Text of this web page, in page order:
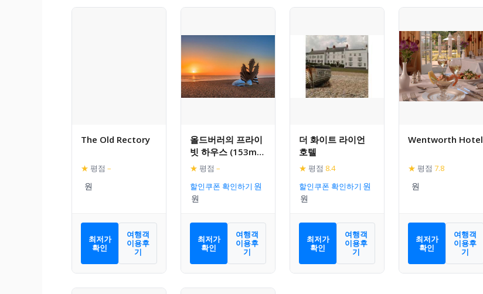
The Old Rectory
★ 평점 –
최저가
확인
여행객
이용후
기
올드버러의 프라이
빗 하우스 (153m²,
침실 4개, 프라이빗
★ 평점 –
할인쿠폰 확인하기
최저가
확인
여행객
이용후
기
더 화이트 라이언
호텔
★ 평점 8.4
할인쿠폰 확인하기
최저가
확인
여행객
이용후
기
Wentworth Hotel
★ 평점 7.8
최저가
확인
여행객
이용후
기